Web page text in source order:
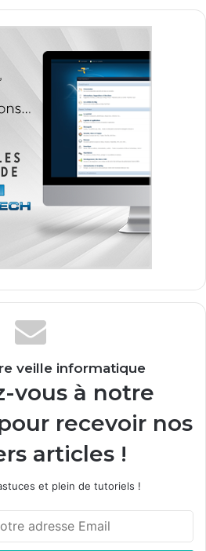
veille informatique
vous à notre
recevoir nos
articles !
et plein de tutoriels !